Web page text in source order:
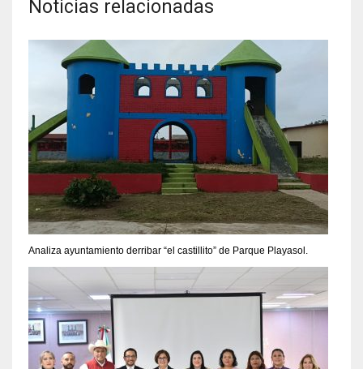
Noticias relacionadas
Analiza ayuntamiento derribar “el castillito” de Parque Playasol.